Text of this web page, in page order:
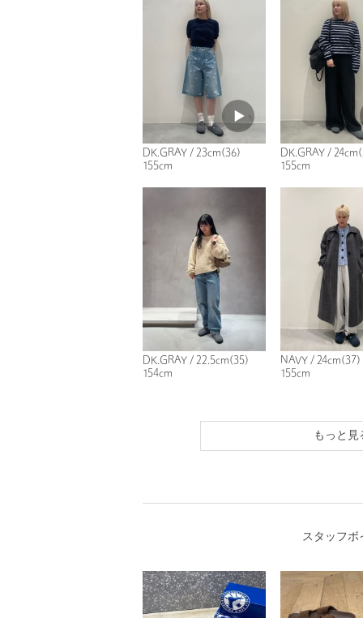
DK.GRAY / 23cm(36)
155cm
DK.GRAY /
155cm
DK.GRAY / 22.5cm(35)
154cm
NAVY / 24cm(37)
155cm
もっと見
スタッフボ